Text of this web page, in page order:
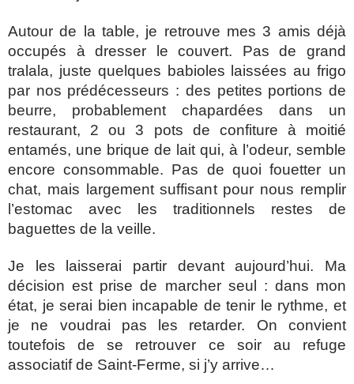
Autour de la table, je retrouve mes 3 amis déjà
occupés à dresser le couvert. Pas de grand
tralala, juste quelques babioles laissées au frigo
par nos prédécesseurs : des petites portions de
beurre, probablement chapardées dans un
restaurant, 2 ou 3 pots de confiture à moitié
entamés, une brique de lait qui, à l’odeur, semble
encore consommable. Pas de quoi fouetter un
chat, mais largement suffisant pour nous remplir
l’estomac avec les traditionnels restes de
baguettes de la veille.
Je les laisserai partir devant aujourd’hui. Ma
décision est prise de marcher seul : dans mon
état, je serai bien incapable de tenir le rythme, et
je ne voudrai pas les retarder. On convient
toutefois de se retrouver ce soir au refuge
associatif de Saint-Ferme, si j’y arrive…